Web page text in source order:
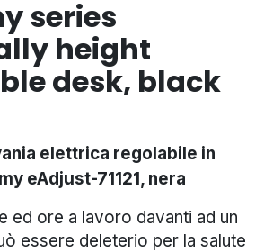
series
height
desk, black
elettrica regolabile in
eAdjust-71121, nera
ed ore a lavoro davanti ad un
essere deleterio per la salute